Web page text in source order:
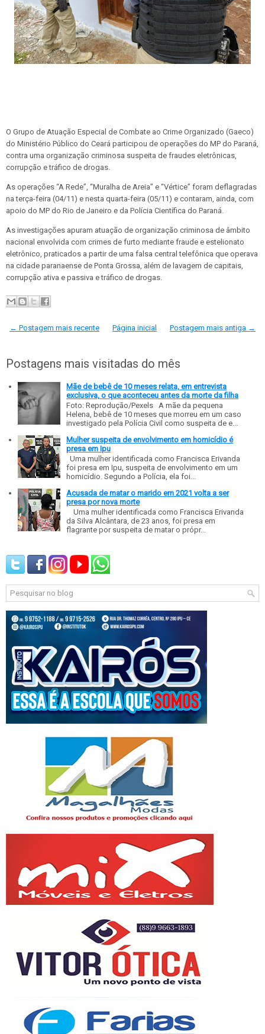
O Grupo de Atuação Especial de Combate ao Crime Organizado (Gaeco)
do Ministério Público do Ceará participou de operações do MP do Paraná,
contra uma organização criminosa suspeita de fraudes eletrônicas,
corrupção e tráfico de drogas.
As operações “A Rede”, “Muralha de Areia” e “Vértice” foram deflagradas
na terça-feira (04/11) e nesta quarta-feira (05/11) e contaram, ainda, com
apoio do MP do Rio de Janeiro e da Polícia Científica do Paraná.
As investigações apuram atuação de organização criminosa de âmbito
nacional envolvida com crimes de furto mediante fraude e estelionato
eletrônico, praticados a partir de uma falsa central telefônica que operava
na cidade paranaense de Ponta Grossa, além de lavagem de capitais,
corrupção ativa e passiva e tráfico de drogas.
← Postagem mais recente Postagem mais antiga →
Página inicial
Postagens mais visitadas do mês
Mãe de bebê de 10 meses relata, em entrevista
exclusiva, o que aconteceu antes da morte da filha
Foto: Reprodução/Pexels A mãe da pequena
Helena, bebê de 10 meses que morreu em um caso
investigado pela Polícia Civil como suspeita de e...
Mulher suspeita de envolvimento em homicídio é
presa em Ipu
Uma mulher identificada como Francisca Erivanda
foi presa em Ipu, suspeita de envolvimento em um
homicídio. Segundo a Polícia, ela foi...
Acusada de matar o marido em 2021 volta a ser
presa por nova morte
Uma mulher identificada como Francisca Erivanda
da Silva Alcântara, de 23 anos, foi presa em
flagrante por suspeita de matar o própr...